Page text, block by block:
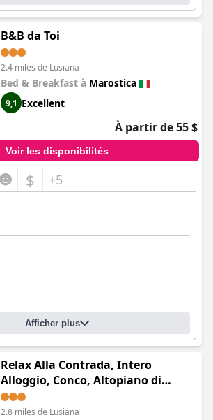
B&B da Toi
2.4 miles de Lusiana
Bed & Breakfast à Marostica
9,1 Excellent
À partir de 55 $
Voir les disponibilités
$ +5
Afficher plus
Relax Alla Contrada, Intero
Alloggio, Conco, Altopiano di
Asiago
2.8 miles de Lusiana